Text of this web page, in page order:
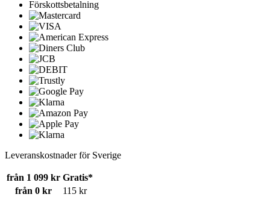
Förskottsbetalning
Leveranskostnader för Sverige
från 1 099 kr Gratis*
från 0 kr
115 kr